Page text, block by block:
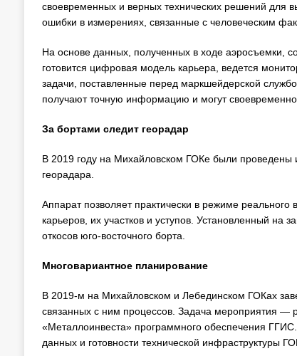
своевременных и верных технических решений для
ошибки в измерениях, связанные с человеческим
На основе данных, полученных в ходе аэросъемки,
готовится цифровая модель карьера, ведется
задачи, поставленные перед маркшейдерской
получают точную информацию и могут
За бортами следит георадар
В 2019 году на Михайловском ГОКе были проведены
георадара.
Аппарат позволяет практически в режиме
карьеров, их участков и уступов. Установленный на
откосов юго-восточного борта.
Многовариантное планирование
В 2019-м на Михайловском и Лебединском ГОКах
связанных с ним процессов. Задача мероприятия —
«Металлоинвеста» программного обеспечения
данных и готовности технической инфраструктуры